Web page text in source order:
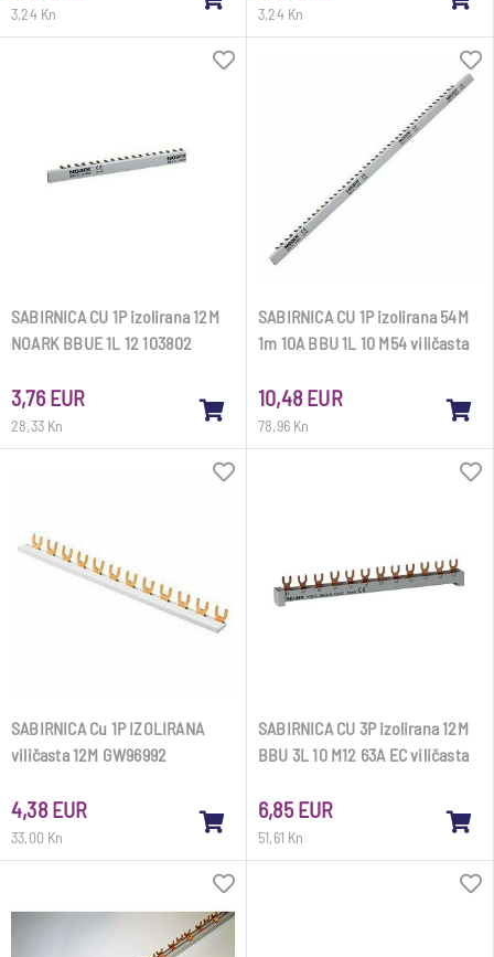
3,24 Kn 3,24 Kn
SABIRNICA CU 1P izolirana 12M
NOARK BBUE 1L 12 103802
28,33 Kn
3,76 EUR
SABIRNICA CU 1P izolirana 54M
1m 10A BBU 1L 10 M54 viličasta
78,96 Kn
10,48 EUR
SABIRNICA Cu 1P IZOLIRANA
viličasta 12M GW96992
33,00 Kn
4,38 EUR
SABIRNICA CU 3P izolirana 12M
BBU 3L 10 M12 63A EC viličasta
51,61 Kn
6,85 EUR